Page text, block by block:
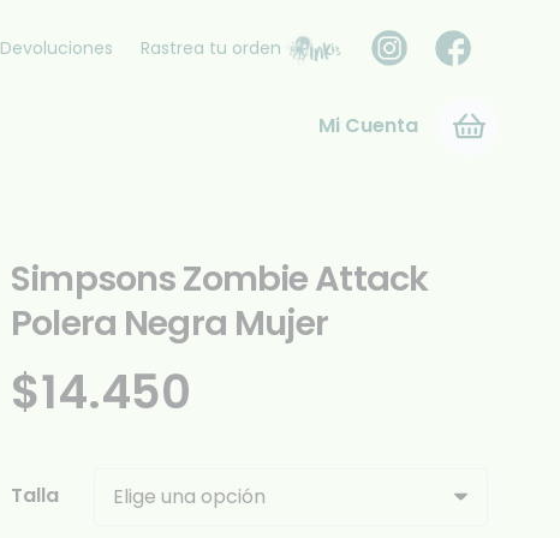
Devoluciones Rastrea tu orden
Mi Cuenta
Simpsons Zombie Attack
Polera Negra Mujer
$14.450
Talla